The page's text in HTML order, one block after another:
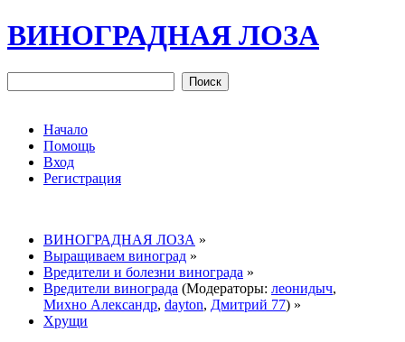
ВИНОГРАДНАЯ ЛОЗА
Начало
Помощь
Вход
Регистрация
ВИНОГРАДНАЯ ЛОЗА »
Выращиваем виноград »
Вредители и болезни винограда »
Вредители винограда (Модераторы: леонидыч,
Михно Александр, dayton, Дмитрий 77) »
Хрущи